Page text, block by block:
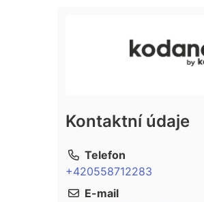
Kontaktní údaje
Telefon
+420558712283
E-mail